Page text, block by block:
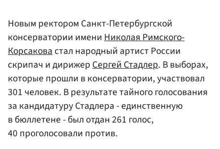
Новым ректором Санкт-Петербургской
консерватории имениНиколая Римского-
Корсаковастал народный артист России
скрипач и дирижерСергей Стадлер. В выборах,
которые прошли в консерватории, участвовал
301 человек. В результате тайного голосования
за кандидатуру Стадлера - единственную
в бюллетене - был отдан 261 голос,
40 проголосовали против.